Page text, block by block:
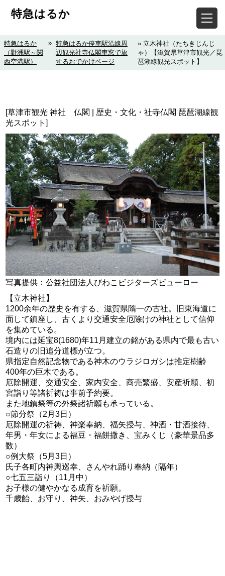
特急はるか
特急はるか
（野洲駅～関
西空港駅）
» 特急はるか停車駅沿線周
辺観光社寺仏閣車窓で旅
するおでかけページ
» 立木神社（たちきじんじ
ゃ）【滋賀県草津市観光／琵
琶湖線観光スポット】
[草津市観光 神社 仏閣 | 歴史・文化・社寺仏閣 琵琶湖線観
光スポット]
写真提供：公益社団法人びわこビジターズビューロー
【立木神社】
1200余年の歴史を有する、滋賀県隋一の古社。旧東海道に
面して鎮座し、古くより交通安全厄除けの神社として信仰
を集めている。
境内には延宝8(1680)年11月建立の銘がある県内で最も古い
石造りの旧追分道標が立つ。
県指定自然記念物である神木のウラジロガシは推定樹齢
400年の巨木である。
厄除開運、交通安全、家内安全、商売繁盛、安産祈願、初
宮詣り等諸祈祷は事前予約要。
また地鎮祭等の外祭諸祈願も承っている。
○節分祭（2月3日）
厄除開運の祈祷、神楽奉納、福矢授与、神酒・甘酒接待、
年男・年女による福豆・福餅撒き、宝みくじ（豪華景品多
数）
○例大祭（5月3日）
氏子各町内神輿巡幸、さんやれ踊り奉納（隔年）
○七五三詣り（11月中）
お子様の健やかなる成育を祈願。
千歳飴、お守り、神矢、おみやげ授与